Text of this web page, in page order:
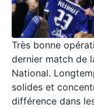
Très bonne
dernier match de
National.
solides et
différence dans